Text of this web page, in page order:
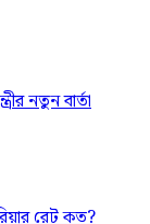
নতুন বার্তা
রেট কত?